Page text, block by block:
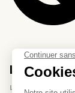
La marque
La marque